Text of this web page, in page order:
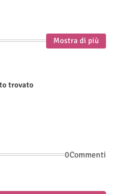
Mostra di più
trovato
0Commenti